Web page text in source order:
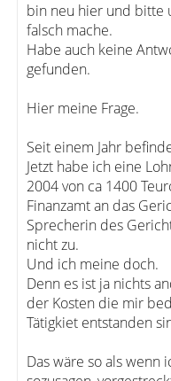
bin neu hier und bitte
falsch mache.
Habe auch keine
gefunden.
Hier meine Frage.
Seit einem Jahr
Jetzt habe ich eine
2004 von ca 1400
Finanzamt an das
Sprecherin des
nicht zu.
Und ich meine doch.
Denn es ist ja nichts
der Kosten die mir
Tätigkiet entstanden
Das wäre so als wenn